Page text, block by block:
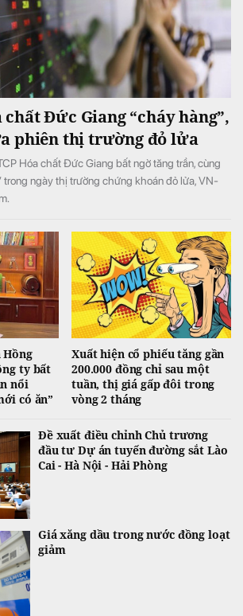
chất Đức Giang “cháy hàng”,
phiên thị trường đỏ lửa
Hóa chất Đức Giang bất ngờ tăng trần, cùng
trong ngày thị trường chứng khoán đỏ lửa, VN-
Hồng
ty bất
nổi
có ăn”
Xuất hiện cổ phiếu tăng gần
200.000 đồng chỉ sau một
tuần, thị giá gấp đôi trong
vòng 2 tháng
Đề xuất điều chỉnh Chủ trương
đầu tư Dự án tuyến đường sắt Lào
Cai - Hà Nội - Hải Phòng
Giá xăng dầu trong nước đồng loạt
giảm